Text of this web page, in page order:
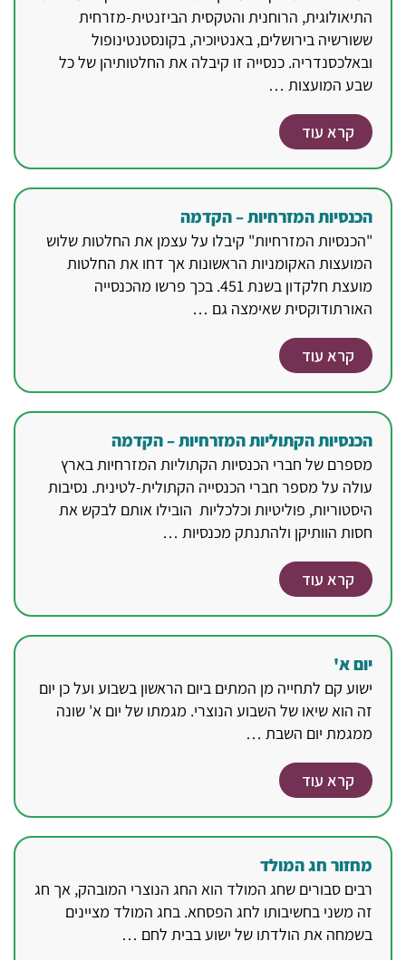
התיאולוגית, הרוחנית והטקסית הביזנטית-מזרחית
ששורשיה בירושלים, באנטיוכיה, בקונסטנטינופול
ובאלכסנדריה. כנסייה זו קיבלה את החלטותיהן של כל
שבע המועצות …
קרא עוד
הכנסיות המזרחיות – הקדמה
"הכנסיות המזרחיות" קיבלו על עצמן את החלטות שלוש
המועצות האקומניות הראשונות אך דחו את החלטות
מועצת חלקדון בשנת 451. בכך פרשו מהכנסייה
האורתודוקסית שאימצה גם …
קרא עוד
הכנסיות הקתוליות המזרחיות – הקדמה
מספרם של חברי הכנסיות הקתוליות המזרחיות בארץ
עולה על מספר חברי הכנסייה הקתולית-לטינית. נסיבות
היסטוריות, פוליטיות וכלכליות הובילו אותם לבקש את
חסות הוותיקן ולהתנתק מכנסיות …
קרא עוד
יום א'
ישוע קם לתחייה מן המתים ביום הראשון בשבוע ועל כן יום
זה הוא שיאו של השבוע הנוצרי. מגמתו של יום א' שונה
ממגמת יום השבת …
קרא עוד
מחזור חג המולד
רבים סבורים שחג המולד הוא החג הנוצרי המובהק, אך חג
זה משני בחשיבותו לחג הפסחא. בחג המולד מציינים
בשמחה את הולדתו של ישוע בבית לחם …